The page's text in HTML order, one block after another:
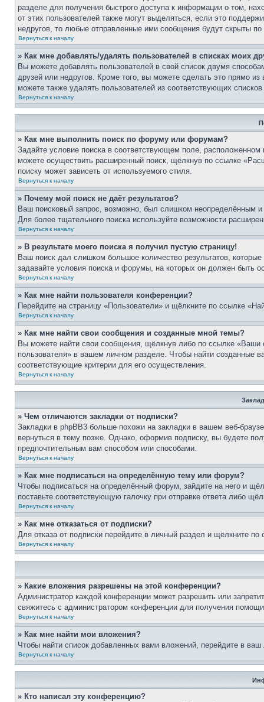
разделе для получения быстрого доступа к информации о том,
от этих пользователей также могут выделяться, если это
недругов, то любые отправленные ими сообщения будут скрыты
Вернуться к началу
» Как мне добавлять/удалять пользователей в списках моих
Вы можете добавлять пользователей в свой список двумя
друзей или недругов. Кроме того, вы можете сделать это прямо
можете также удалять пользователей из соответствующих
Вернуться к началу
» Как мне выполнить поиск по форуму или форумам?
Задайте условие поиска в соответствующем поле,
можете осуществить расширенный поиск, щёлкнув по ссылке
поиску может зависеть от используемого стиля.
Вернуться к началу
» Почему мой поиск не даёт результатов?
Ваш поисковый запрос, возможно, был слишком неопределённым
Для более тщательного поиска используйте возможности
Вернуться к началу
» В результате моего поиска я получил пустую страницу!
Ваш поиск дал слишком большое количество результатов,
задавайте условия поиска и форумы, на которых он должен быть
Вернуться к началу
» Как мне найти пользователя конференции?
Перейдите на страницу «Пользователи» и щёлкните по ссылке
Вернуться к началу
» Как мне найти свои сообщения и созданные мной темы?
Вы можете найти свои сообщения, щёлкнув либо по ссылке
пользователя» в вашем личном разделе. Чтобы найти созданные
соответствующие критерии для его осуществления.
Вернуться к началу
» Чем отличаются закладки от подписки?
Закладки в phpBB3 больше похожи на закладки в вашем веб-
вернуться в тему позже. Однако, оформив подписку, вы будете
предпочтительным вам способом или способами.
Вернуться к началу
» Как мне подписаться на определённую тему или форум?
Чтобы подписаться на определённый форум, зайдите на него и
поставьте соответствующую галочку при отправке ответа либо
Вернуться к началу
» Как мне отказаться от подписки?
Для отказа от подписки перейдите в личный раздел и щёлкните по
Вернуться к началу
» Какие вложения разрешены на этой конференции?
Администратор каждой конференции может разрешить или
свяжитесь с администратором конференции для получения
Вернуться к началу
» Как мне найти мои вложения?
Чтобы найти список добавленных вами вложений, перейдите в
Вернуться к началу
» Кто написал эту конференцию?